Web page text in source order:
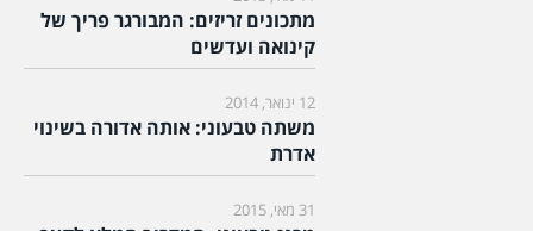
מתכונים זריזים: המבורגר פריך של
קינואה ועדשים
12 ינואר, 2014
משתה טבעוני: אותה אדורה בשינוי
אדרת
31 מאי, 2015